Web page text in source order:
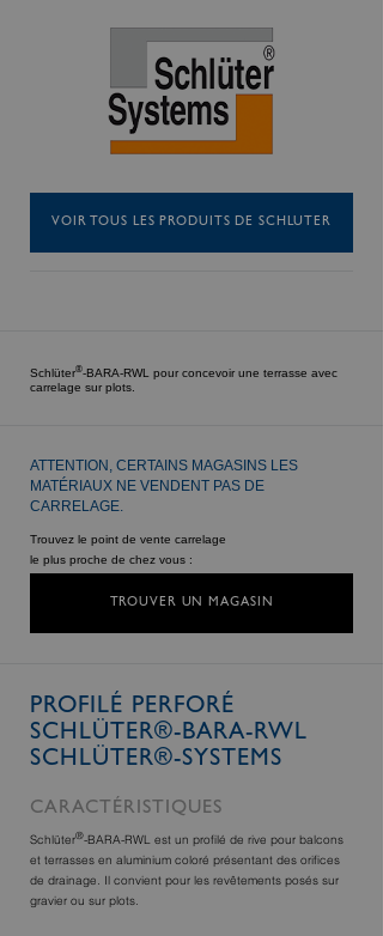
VOIR TOUS LES PRODUITS DE SCHLUTER
Schlüter®-BARA-RWL pour concevoir une terrasse avec
carrelage sur plots.
ATTENTION, CERTAINS MAGASINS LES
MATÉRIAUX NE VENDENT PAS DE
CARRELAGE.
Trouvez le point de vente carrelage
le plus proche de chez vous :
TROUVER UN MAGASIN
PROFILÉ PERFORÉ
SCHLÜTER®-BARA-RWL
SCHLÜTER®-SYSTEMS
CARACTÉRISTIQUES
Schlüter®-BARA-RWL est un profilé de rive pour balcons
et terrasses en aluminium coloré présentant des orifices
de drainage. Il convient pour les revêtements posés sur
gravier ou sur plots.